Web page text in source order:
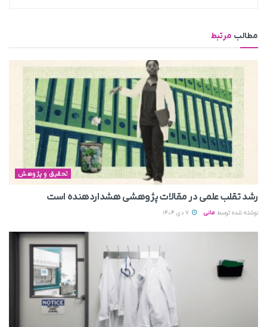
مطالب مرتبط
تحقیق و پژوهش
رشد تقلب علمی در مقالات پژوهشی هشداردهنده است
نوشته شده توسط مانی